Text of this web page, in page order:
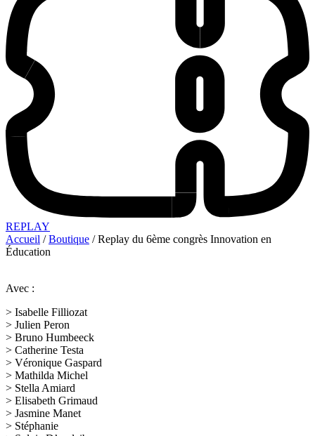
REPLAY
Accueil /Boutique / Replay du 6ème congrès Innovation en
Éducation
Avec :
> Isabelle Filliozat
> Julien Peron
> Bruno Humbeeck
> Catherine Testa
> Véronique Gaspard
> Mathilda Michel
> Stella Amiard
> Elisabeth Grimaud
> Jasmine Manet
> Stéphanie